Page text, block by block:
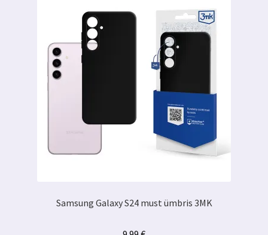
Samsung Galaxy S24 must ümbris 3MK